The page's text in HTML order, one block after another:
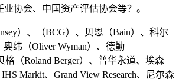
协会、中国资产评估协会等？。
）、（BCG）、贝恩（Bain）、科尔
纬（Oliver Wyman）、德勤
格（Roland Berger）、普华永道、埃森
Markit、Grand View Research、尼尔森